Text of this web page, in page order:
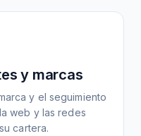
y marcas
y el seguimiento
web y las redes
cartera.